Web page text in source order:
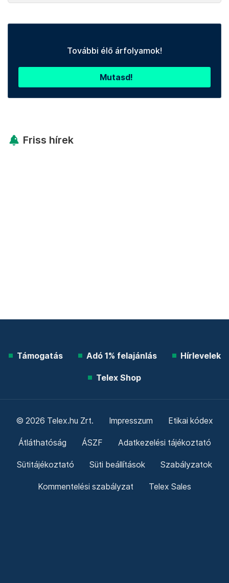
További élő árfolyamok!
Mutasd!
Friss hírek
Támogatás Adó 1% felajánlás Hírlevelek
Telex Shop
© 2026 Telex.hu Zrt. Impresszum Etikai kódex
Átláthatóság ÁSZF Adatkezelési tájékoztató
Sütitájékoztató Süti beállítások Szabályzatok
Kommentelési szabályzat Telex Sales